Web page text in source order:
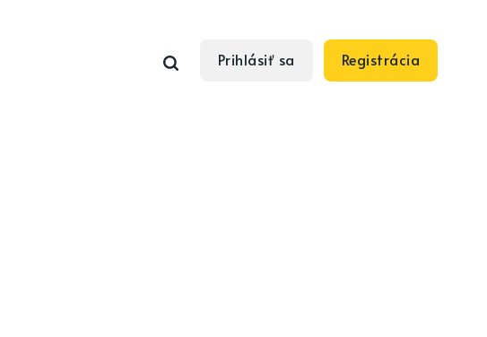
Prihlásiť sa Registrácia